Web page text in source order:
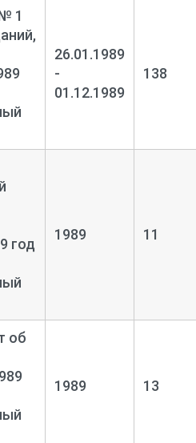
1
26.01.1989
-
01.12.1989
138
год
1989 11
об
1989 13